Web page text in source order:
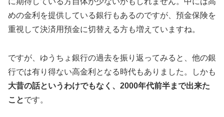
めの金利を提供している銀行もあるのですが、預金保険を
重視して決済用預金に切替える方も増えていますね。
ですが、ゆうちょ銀行の過去を振り返ってみると、他の銀
行では有り得ない高金利となる時代もありました。しかも
大昔の話というわけでもなく、2000年代前半まで出来た
ことです。